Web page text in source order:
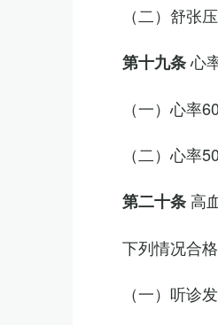
（二）舒张
第十九条心
（一）心率
（二）心率
第二十条 高
下列情况合格
（一）听诊